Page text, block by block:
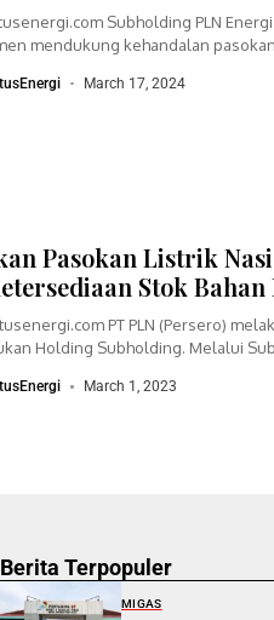
Subholding PLN Energi
mendukung kehandalan
March 17, 2024
Pasokan Listrik
Stok
PT PLN (Persero)
Holding Subholding. Melalui
March 1, 2023
Berita Terpopuler
MIGAS